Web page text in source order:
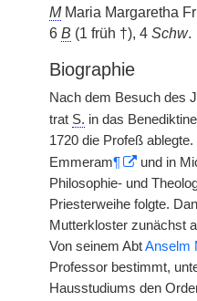
MMaria Margaretha
6 B (1 früh †), 4 Schw.
Biographie
Nach dem Besuch des
trat S. in das
1720 die Profeß
Emmeram¶
und in
Philosophie- und
Priesterweihe folgte.
Mutterkloster zunächst
Von seinem AbtAnselm
Professor bestimmt,
Hausstudiums den